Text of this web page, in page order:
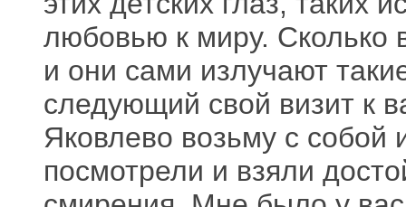
любовью к миру. Сколько
и они сами излучают
следующий свой визит к
Яковлево возьму с собой
посмотрели и взяли